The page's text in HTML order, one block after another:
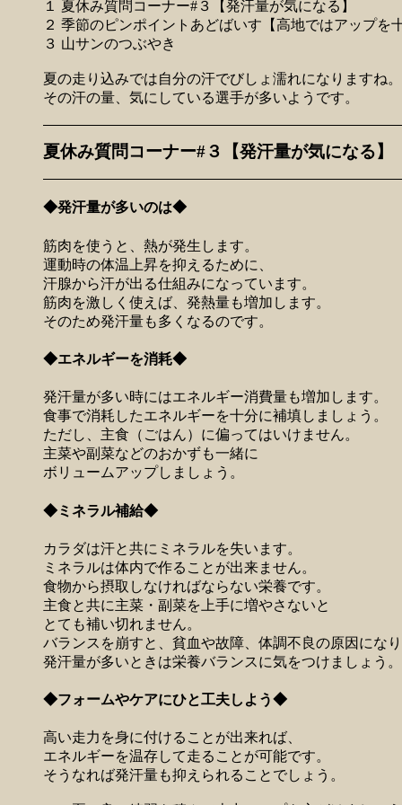
１ 夏休み質問コーナー#３【発汗量が気になる】
２ 季節のピンポイントあどばいす【高地ではアップを
３ 山サンのつぶやき
夏の走り込みでは自分の汗でびしょ濡れになりますね。
その汗の量、気にしている選手が多いようです。
夏休み質問コーナー#３【発汗量が気になる】
◆発汗量が多いのは◆
筋肉を使うと、熱が発生します。
運動時の体温上昇を抑えるために、
汗腺から汗が出る仕組みになっています。
筋肉を激しく使えば、発熱量も増加します。
そのため発汗量も多くなるのです。
◆エネルギーを消耗◆
発汗量が多い時にはエネルギー消費量も増加します。
食事で消耗したエネルギーを十分に補填しましょう。
ただし、主食（ごはん）に偏ってはいけません。
主菜や副菜などのおかずも一緒に
ボリュームアップしましょう。
◆ミネラル補給◆
カラダは汗と共にミネラルを失います。
ミネラルは体内で作ることが出来ません。
食物から摂取しなければならない栄養です。
主食と共に主菜・副菜を上手に増やさないと
とても補い切れません。
バランスを崩すと、貧血や故障、体調不良の原因にな
発汗量が多いときは栄養バランスに気をつけましょう。
◆フォームやケアにひと工夫しよう◆
高い走力を身に付けることが出来れば、
エネルギーを温存して走ることが可能です。
そうなれば発汗量も抑えられることでしょう。